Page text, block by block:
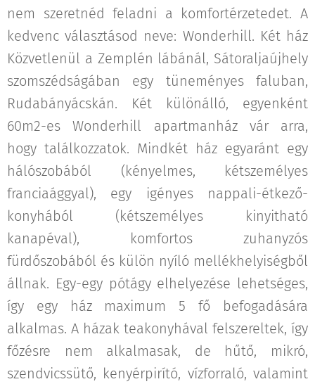
nem szeretnéd feladni a komfortérzetedet. A
kedvenc választásod neve: Wonderhill. Két ház
Közvetlenül a Zemplén lábánál, Sátoraljaújhely
szomszédságában egy tüneményes faluban,
Rudabányácskán. Két különálló, egyenként
60m2-es Wonderhill apartmanház vár arra,
hogy találkozzatok. Mindkét ház egyaránt egy
hálószobából (kényelmes, kétszemélyes
franciaággyal), egy igényes nappali-étkező-
konyhából (kétszemélyes kinyitható
kanapéval), komfortos zuhanyzós
fürdőszobából és külön nyíló mellékhelyiségből
állnak. Egy-egy pótágy elhelyezése lehetséges,
így egy ház maximum 5 fő befogadására
alkalmas. A házak teakonyhával felszereltek, így
főzésre nem alkalmasak, de hűtő, mikró,
szendvicssütő, kenyérpirító, vízforraló, valamint